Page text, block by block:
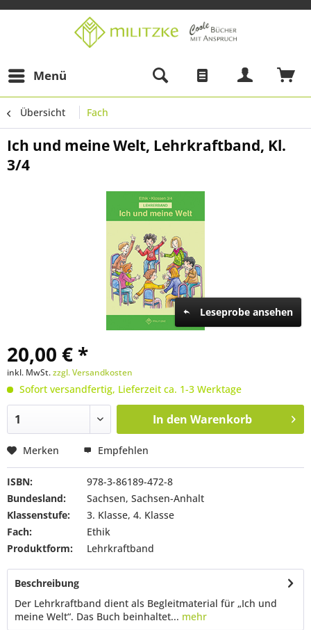
Menü
Übersicht Fach
Ich und meine Welt, Lehrkraftband, Kl.
3/4
Leseprobe ansehen
20,00 € *
inkl. MwSt.zzgl. Versandkosten
Sofort versandfertig, Lieferzeit ca. 1-3 Werktage
In den Warenkorb
Merken Empfehlen
ISBN:
978-3-86189-472-8
Bundesland:
Sachsen, Sachsen-Anhalt
Klassenstufe:
3. Klasse, 4. Klasse
Fach:
Ethik
Produktform:
Lehrkraftband
Beschreibung
Der Lehrkraftband dient als Begleitmaterial für „Ich und
meine Welt“. Das Buch beinhaltet... mehr